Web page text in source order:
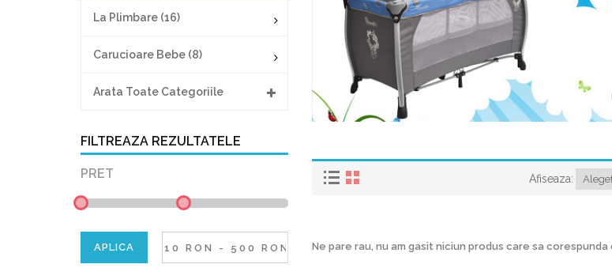
La Plimbare (16)
Carucioare Bebe (8)
Arata Toate Categoriile
FILTREAZA REZULTATELE
PRET Afiseaza:
Ne pare rau, nu am gasit niciun produs care sa